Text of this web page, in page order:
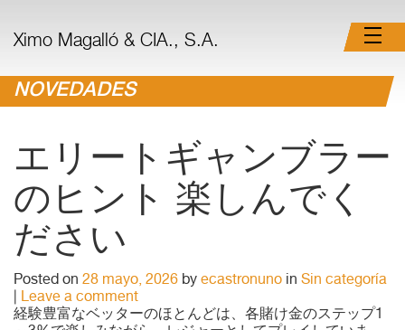
Ximo Magalló & CIA., S.A.
NOVEDADES
エリートギャンブラー
のヒント 楽しんでく
ださい
Posted on 28 mayo, 2026 by ecastronuno in Sin categoría
Leave a comment
経験豊富なベッターのほとんどは、各賭け金のステップ1